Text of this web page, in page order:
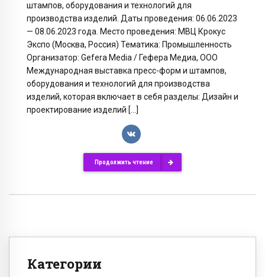
штампов, оборудования и технологий для
производства изделий. Даты проведения: 06.06.2023
— 08.06.2023 года. Место проведения: МВЦ Крокус
Экспо (Москва, Россия) Тематика: Промышленность
Организатор: Gefera Media / Гефера Медиа, ООО
Международная выставка пресс-форм и штампов,
оборудования и технологий для производства
изделий, которая включает в себя разделы: Дизайн и
проектирование изделий […]
Продолжить чтение
Категории